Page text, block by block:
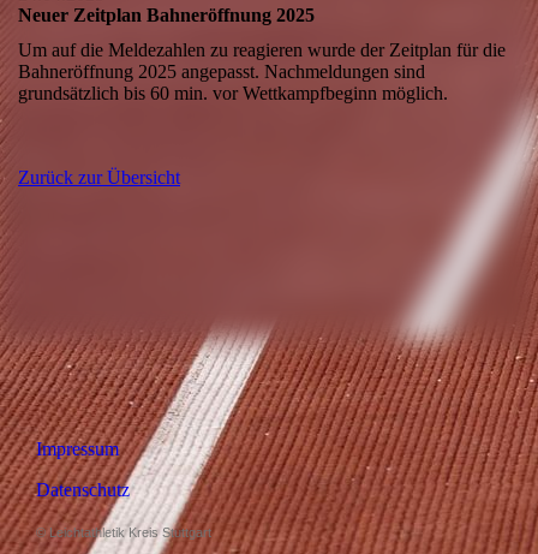
Neuer Zeitplan Bahneröffnung 2025
Um auf die Meldezahlen zu reagieren wurde der Zeitplan für die
Bahneröffnung 2025 angepasst. Nachmeldungen sind
grundsätzlich bis 60 min. vor Wettkampfbeginn möglich.
Zurück zur Übersicht
Impressum
Datenschutz
© Leichtathletik Kreis Stuttgart